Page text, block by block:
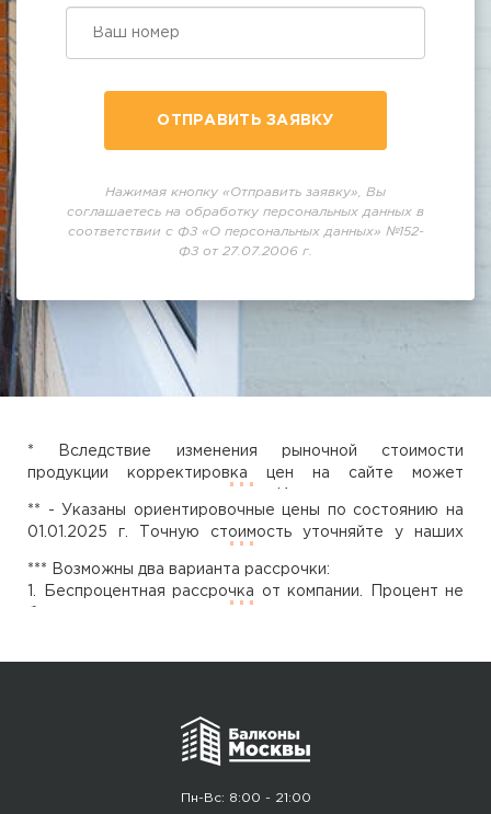
ОТПРАВИТЬ ЗАЯВКУ
Нажимая кнопку «Отправить заявку», Вы
соглашаетесь на обработку персональных данных в
соответствии с ФЗ «О персональных данных» №152-
ФЗ от 27.07.2006 г.
* Вследствие изменения рыночной стоимости
продукции корректировка цен на сайте может
представленная на сайте информация не является
публичной офертой согласно статьи ст. 437
Гражданского кодекса РФ. Точную стоимость можно
рассчитать только после проведения замеров и
обследования застекляемого объекта нашими
** - Указаны ориентировочные цены по состоянию на
01.01.2025 г. Точную стоимость уточняйте у наших
*** Возможны два варианта рассрочки:
1. Беспроцентная рассрочка от компании. Процент не
ключ, положительное решение о беспроцентной
рассрочке принимается в 99 % случаев!!!
2. Рассрочка через банк. Переплата в этом случае
Пн-Вс: 8:00 - 21:00